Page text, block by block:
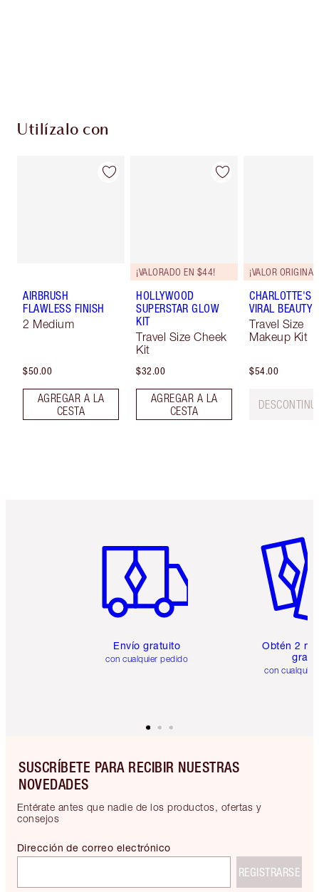
Utilízalo con
AIRBRUSH
FLAWLESS FINISH
2 Medium
$50.00
AGREGAR A LA
CESTA
¡VALORADO EN $44!
HOLLYWOOD
SUPERSTAR GLOW
KIT
Travel Size Cheek
Kit
$32.00
AGREGAR A LA
CESTA
¡VALOR
CHARLOTTE'S
VIRAL BEAUTY
Travel Size
Makeup Kit
$54.00
Envío gratuito
con cualquier pedido
Obtén 2
gratis
con
SUSCRÍBETE PARA RECIBIR NUESTRAS
NOVEDADES
Entérate antes que nadie de los productos, ofertas y
consejos
Dirección de correo electrónico
REGISTRARSE